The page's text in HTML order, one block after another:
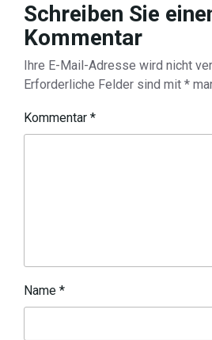
Schreiben Sie
Kommentar
Ihre E-Mail-Adresse wird nicht
Erforderliche Felder sind mit *
Kommentar *
Name *